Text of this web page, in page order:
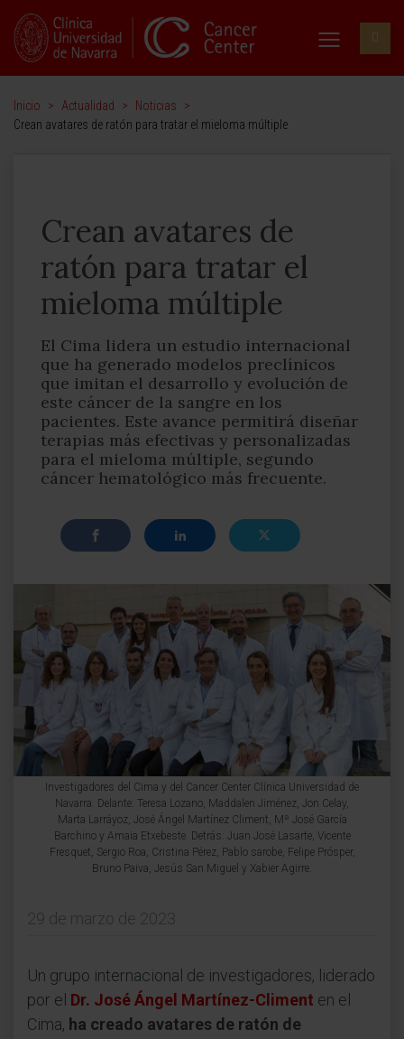
Inicio > Actualidad > Noticias
>
Crean avatares de ratón para tratar el mieloma múltiple
Crean avatares de
ratón para tratar el
mieloma múltiple
El Cima lidera un estudio internacional
que ha generado modelos preclínicos
que imitan el desarrollo y evolución de
este cáncer de la sangre en los
pacientes. Este avance permitirá diseñar
terapias más efectivas y personalizadas
para el mieloma múltiple, segundo
cáncer hematológico más frecuente.
Investigadores del Cima y del Cancer Center Clínica Universidad de
Navarra. Delante: Teresa Lozano, Maddalen Jiménez, Jon Celay,
Marta Larráyoz, José Ángel Martínez Climent, Mª José García
Barchino y Amaia Etxebeste. Detrás: Juan José Lasarte, Vicente
Fresquet, Sergio Roa, Cristina Pérez, Pablo sarobe, Felipe Prósper,
Bruno Paiva, Jesús San Miguel y Xabier Agirre.
29 de marzo de 2023
Un grupo internacional de investigadores, liderado
por el Dr. José Ángel Martínez-Climent en el
Cima, ha creado avatares de ratón de